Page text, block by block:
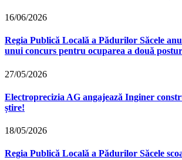
16/06/2026
Regia Publică Locală a Pădurilor Săcele
unui concurs pentru ocuparea a două
27/05/2026
Electroprecizia AG angajează Inginer
știre!
18/05/2026
Regia Publică Locală a Pădurilor Săcele